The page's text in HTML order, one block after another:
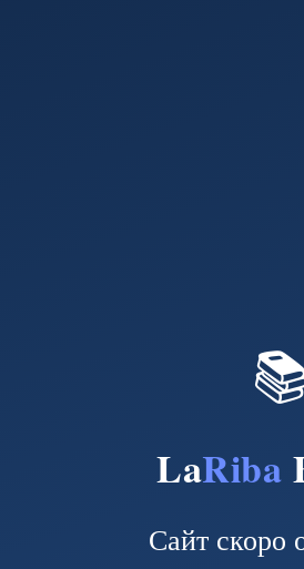
LaRiba
Сайт скоро